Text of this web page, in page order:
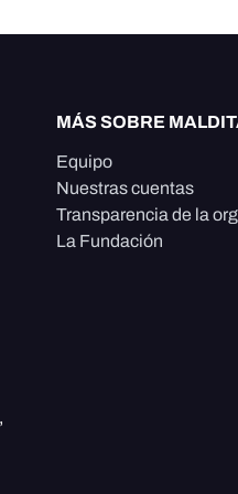
MÁS SOBRE
Equipo
Nuestras cuentas
Transparencia de la
La Fundación